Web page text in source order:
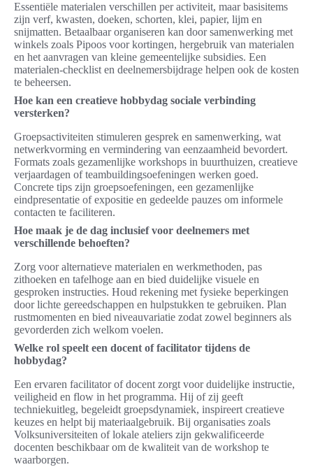
Essentiële materialen verschillen per activiteit, maar basisitems
zijn verf, kwasten, doeken, schorten, klei, papier, lijm en
snijmatten. Betaalbaar organiseren kan door samenwerking met
winkels zoals Pipoos voor kortingen, hergebruik van materialen
en het aanvragen van kleine gemeentelijke subsidies. Een
materialen-checklist en deelnemersbijdrage helpen ook de kosten
te beheersen.
Hoe kan een creatieve hobbydag sociale verbinding
versterken?
Groepsactiviteiten stimuleren gesprek en samenwerking, wat
netwerkvorming en vermindering van eenzaamheid bevordert.
Formats zoals gezamenlijke workshops in buurthuizen, creatieve
verjaardagen of teambuildingsoefeningen werken goed.
Concrete tips zijn groepsoefeningen, een gezamenlijke
eindpresentatie of expositie en gedeelde pauzes om informele
contacten te faciliteren.
Hoe maak je de dag inclusief voor deelnemers met
verschillende behoeften?
Zorg voor alternatieve materialen en werkmethoden, pas
zithoeken en tafelhoge aan en bied duidelijke visuele en
gesproken instructies. Houd rekening met fysieke beperkingen
door lichte gereedschappen en hulpstukken te gebruiken. Plan
rustmomenten en bied niveauvariatie zodat zowel beginners als
gevorderden zich welkom voelen.
Welke rol speelt een docent of facilitator tijdens de
hobbydag?
Een ervaren facilitator of docent zorgt voor duidelijke instructie,
veiligheid en flow in het programma. Hij of zij geeft
techniekuitleg, begeleidt groepsdynamiek, inspireert creatieve
keuzes en helpt bij materiaalgebruik. Bij organisaties zoals
Volksuniversiteiten of lokale ateliers zijn gekwalificeerde
docenten beschikbaar om de kwaliteit van de workshop te
waarborgen.